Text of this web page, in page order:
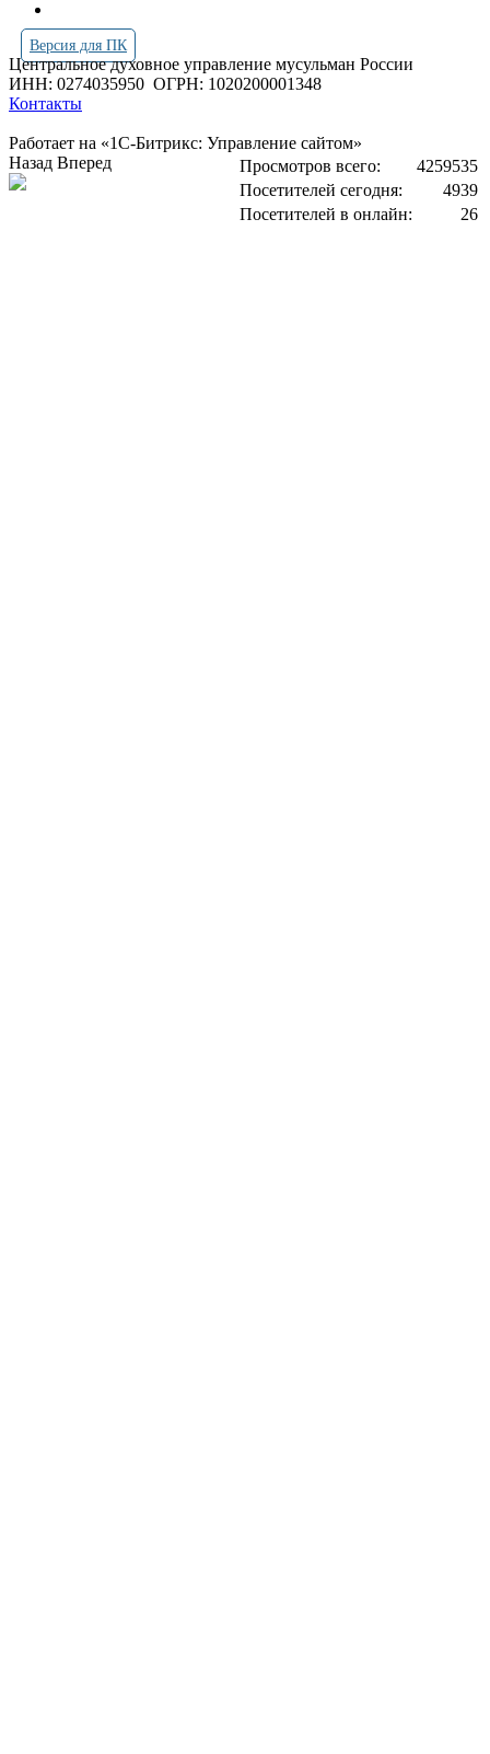
Версия для ПК
Центральное духовное управление мусульман России
ИНН: 0274035950 ОГРН: 1020200001348
Контакты
Работает на «1С-Битрикс: Управление сайтом»
Просмотров всего:
4259535
Посетителей сегодня:
4939
Посетителей в онлайн:
26
Назад Вперед